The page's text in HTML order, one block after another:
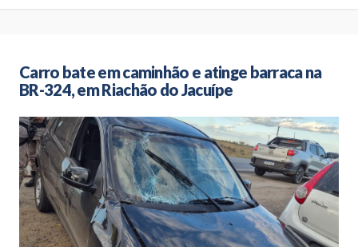
Carro bate em caminhão e atinge barraca na
BR-324, em Riachão do Jacuípe